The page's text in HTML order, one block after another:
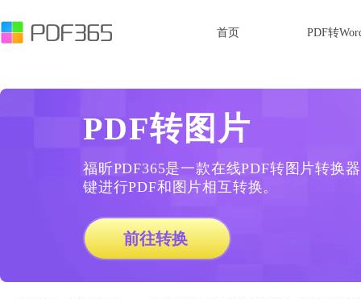
首页 PDF转
PDF转图片
福昕PDF365是一款在线PDF转图片转换
键进行PDF和图片相互转换。
前往转换